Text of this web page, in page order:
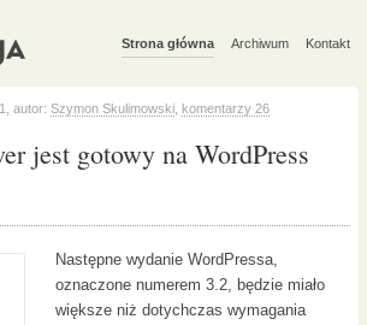
Strona główna Archiwum Kontakt
autor: Szymon Skulimowski, komentarzy 26
jest gotowy na WordPress
Następne wydanie WordPressa,
oznaczone numerem 3.2, będzie miało
większe niż dotychczas wymagania